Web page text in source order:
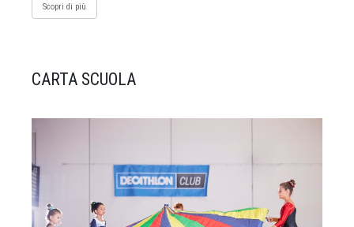
Scopri di più
CARTA SCUOLA